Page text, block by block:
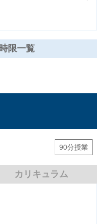
限一覧
90分授業
カリキュラム